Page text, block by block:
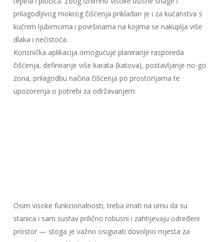
prilagodljivog mokrog čišćenja prikladan je i za kućanstva s
kućnim ljubimcima i površinama na kojima se nakuplja više
dlaka i nečistoća.
Korisnička aplikacija omogućuje planiranje rasporeda
čišćenja, definiranje više karata (katova), postavljanje no-go
zona, prilagodbu načina čišćenja po prostorijama te
upozorenja o potrebi za održavanjem.
Osim visoke funkcionalnosti, treba imati na umu da su
stanica i sam sustav prilično robusni i zahtijevaju određeni
prostor — stoga je važno osigurati dovoljno mjesta za